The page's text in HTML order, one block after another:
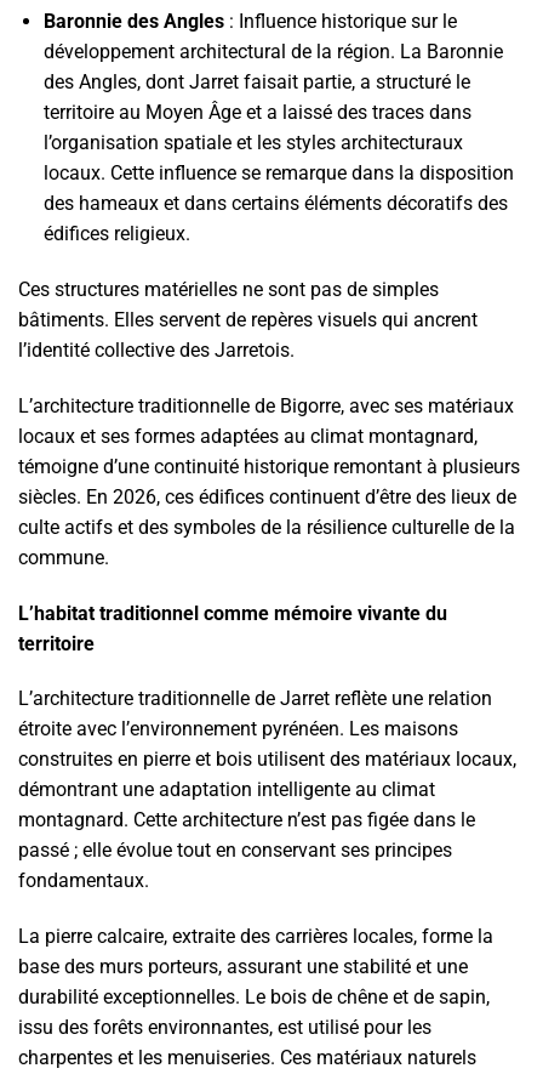
Baronnie des Angles: Influence historique sur le
développement architectural de la région. La Baronnie
des Angles, dont Jarret faisait partie, a structuré le
territoire au Moyen Âge et a laissé des traces dans
l’organisation spatiale et les styles architecturaux
locaux. Cette influence se remarque dans la disposition
des hameaux et dans certains éléments décoratifs des
édifices religieux.
Ces structures matérielles ne sont pas de simples
bâtiments. Elles servent de repères visuels qui ancrent
l’identité collective des Jarretois.
L’architecture traditionnelle de Bigorre, avec ses matériaux
locaux et ses formes adaptées au climat montagnard,
témoigne d’une continuité historique remontant à plusieurs
siècles. En 2026, ces édifices continuent d’être des lieux de
culte actifs et des symboles de la résilience culturelle de la
commune.
L’habitat traditionnel comme mémoire vivante du
territoire
L’architecture traditionnelle de Jarret reflète une relation
étroite avec l’environnement pyrénéen. Les maisons
construites en pierre et bois utilisent des matériaux locaux,
démontrant une adaptation intelligente au climat
montagnard. Cette architecture n’est pas figée dans le
passé ; elle évolue tout en conservant ses principes
fondamentaux.
La pierre calcaire, extraite des carrières locales, forme la
base des murs porteurs, assurant une stabilité et une
durabilité exceptionnelles. Le bois de chêne et de sapin,
issu des forêts environnantes, est utilisé pour les
charpentes et les menuiseries. Ces matériaux naturels